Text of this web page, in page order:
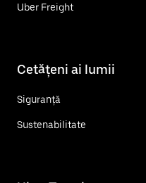
Uber Freight
Cetățeni ai lumii
Siguranță
Sustenabilitate